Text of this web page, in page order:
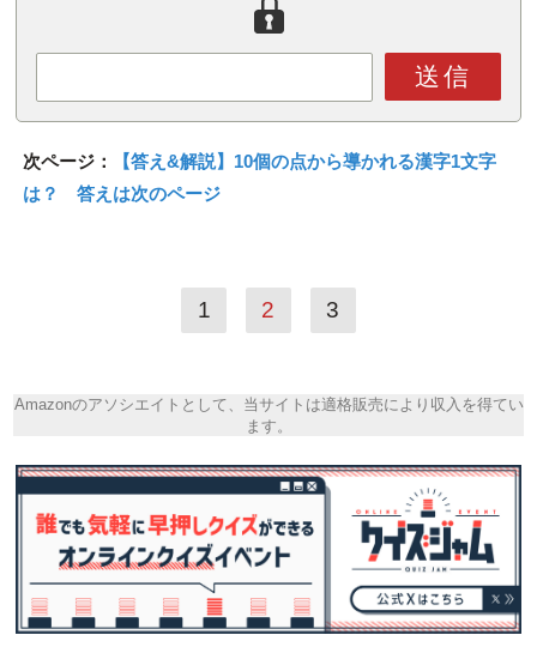
送信
次ページ：
【答え&解説】10個の点から導かれる漢字1文字
は？ 答えは次のページ
1 2 3
Amazonのアソシエイトとして、当サイトは適格販売により収入を得てい
ます。